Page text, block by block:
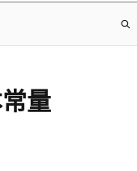
量